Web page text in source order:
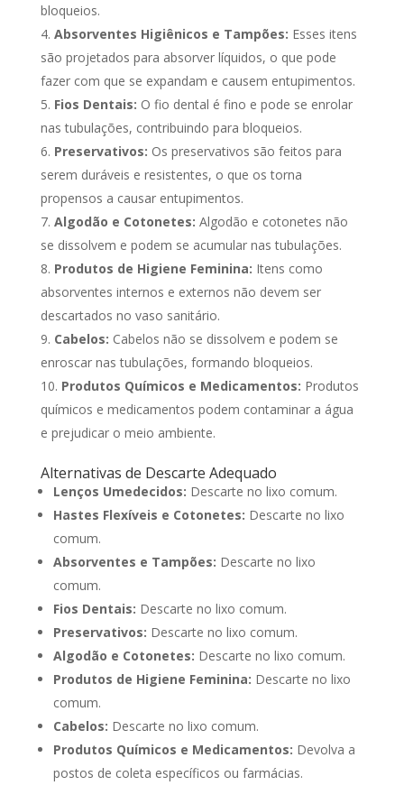
bloqueios.
Absorventes Higiênicos e Tampões: Esses itens
são projetados para absorver líquidos, o que pode
fazer com que se expandam e causem entupimentos.
Fios Dentais: O fio dental é fino e pode se enrolar
nas tubulações, contribuindo para bloqueios.
Preservativos: Os preservativos são feitos para
serem duráveis e resistentes, o que os torna
propensos a causar entupimentos.
Algodão e Cotonetes: Algodão e cotonetes não
se dissolvem e podem se acumular nas tubulações.
Produtos de Higiene Feminina: Itens como
absorventes internos e externos não devem ser
descartados no vaso sanitário.
Cabelos: Cabelos não se dissolvem e podem se
enroscar nas tubulações, formando bloqueios.
Produtos Químicos e Medicamentos: Produtos
químicos e medicamentos podem contaminar a água
e prejudicar o meio ambiente.
Alternativas de Descarte Adequado
Lenços Umedecidos: Descarte no lixo comum.
Hastes Flexíveis e Cotonetes: Descarte no lixo
comum.
Absorventes e Tampões: Descarte no lixo
comum.
Fios Dentais: Descarte no lixo comum.
Preservativos: Descarte no lixo comum.
Algodão e Cotonetes: Descarte no lixo comum.
Produtos de Higiene Feminina: Descarte no lixo
comum.
Cabelos: Descarte no lixo comum.
Produtos Químicos e Medicamentos: Devolva a
postos de coleta específicos ou farmácias.